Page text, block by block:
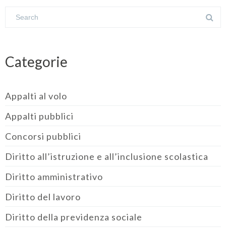
Categorie
Appalti al volo
Appalti pubblici
Concorsi pubblici
Diritto all’istruzione e all’inclusione scolastica
Diritto amministrativo
Diritto del lavoro
Diritto della previdenza sociale